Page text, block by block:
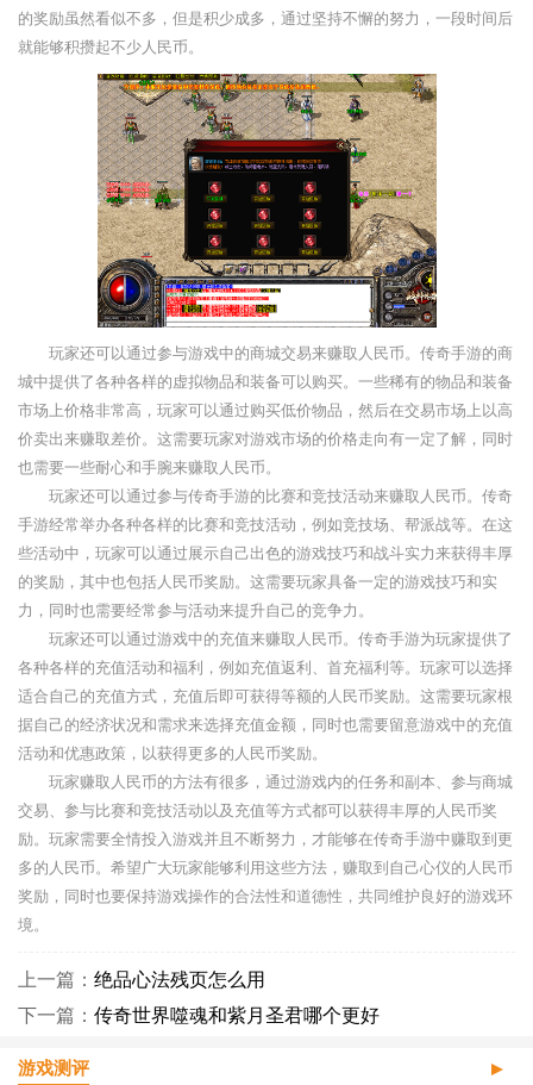
的奖励虽然看似不多，但是积少成多，通过坚持不懈的努力，一段时间后
就能够积攒起不少人民币。
玩家还可以通过参与游戏中的商城交易来赚取人民币。传奇手游的商
城中提供了各种各样的虚拟物品和装备可以购买。一些稀有的物品和装备
市场上价格非常高，玩家可以通过购买低价物品，然后在交易市场上以高
价卖出来赚取差价。这需要玩家对游戏市场的价格走向有一定了解，同时
也需要一些耐心和手腕来赚取人民币。
玩家还可以通过参与传奇手游的比赛和竞技活动来赚取人民币。传奇
手游经常举办各种各样的比赛和竞技活动，例如竞技场、帮派战等。在这
些活动中，玩家可以通过展示自己出色的游戏技巧和战斗实力来获得丰厚
的奖励，其中也包括人民币奖励。这需要玩家具备一定的游戏技巧和实
力，同时也需要经常参与活动来提升自己的竞争力。
玩家还可以通过游戏中的充值来赚取人民币。传奇手游为玩家提供了
各种各样的充值活动和福利，例如充值返利、首充福利等。玩家可以选择
适合自己的充值方式，充值后即可获得等额的人民币奖励。这需要玩家根
据自己的经济状况和需求来选择充值金额，同时也需要留意游戏中的充值
活动和优惠政策，以获得更多的人民币奖励。
玩家赚取人民币的方法有很多，通过游戏内的任务和副本、参与商城
交易、参与比赛和竞技活动以及充值等方式都可以获得丰厚的人民币奖
励。玩家需要全情投入游戏并且不断努力，才能够在传奇手游中赚取到更
多的人民币。希望广大玩家能够利用这些方法，赚取到自己心仪的人民币
奖励，同时也要保持游戏操作的合法性和道德性，共同维护良好的游戏环
境。
上一篇： 绝品心法残页怎么用
下一篇： 传奇世界噬魂和紫月圣君哪个更好
游戏测评